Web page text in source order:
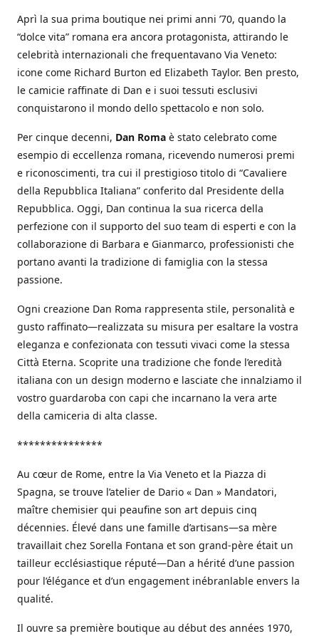
Aprì la sua prima boutique nei primi anni ’70, quando la
“dolce vita” romana era ancora protagonista, attirando le
celebrità internazionali che frequentavano Via Veneto:
icone come Richard Burton ed Elizabeth Taylor. Ben presto,
le camicie raffinate di Dan e i suoi tessuti esclusivi
conquistarono il mondo dello spettacolo e non solo.
Per cinque decenni, Dan Roma è stato celebrato come
esempio di eccellenza romana, ricevendo numerosi premi
e riconoscimenti, tra cui il prestigioso titolo di “Cavaliere
della Repubblica Italiana” conferito dal Presidente della
Repubblica. Oggi, Dan continua la sua ricerca della
perfezione con il supporto del suo team di esperti e con la
collaborazione di Barbara e Gianmarco, professionisti che
portano avanti la tradizione di famiglia con la stessa
passione.
Ogni creazione Dan Roma rappresenta stile, personalità e
gusto raffinato—realizzata su misura per esaltare la vostra
eleganza e confezionata con tessuti vivaci come la stessa
Città Eterna. Scoprite una tradizione che fonde l’eredità
italiana con un design moderno e lasciate che innalziamo il
vostro guardaroba con capi che incarnano la vera arte
della camiceria di alta classe.
***************
Au cœur de Rome, entre la Via Veneto et la Piazza di
Spagna, se trouve l’atelier de Dario « Dan » Mandatori,
maître chemisier qui peaufine son art depuis cinq
décennies. Élevé dans une famille d’artisans—sa mère
travaillait chez Sorella Fontana et son grand-père était un
tailleur ecclésiastique réputé—Dan a hérité d’une passion
pour l’élégance et d’un engagement inébranlable envers la
qualité.
Il ouvre sa première boutique au début des années 1970,